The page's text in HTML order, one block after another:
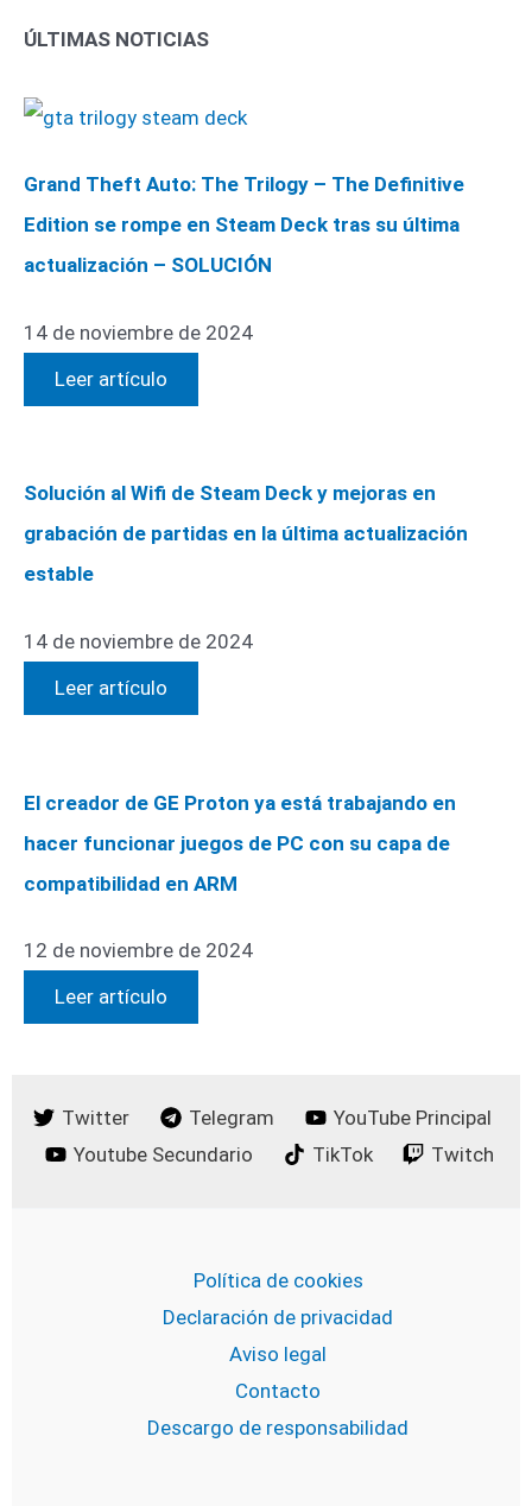
ÚLTIMAS NOTICIAS
Grand Theft Auto: The Trilogy – The Definitive
Edition se rompe en Steam Deck tras su última
actualización – SOLUCIÓN
14 de noviembre de 2024
Leer artículo
Solución al Wifi de Steam Deck y mejoras en
grabación de partidas en la última actualización
estable
14 de noviembre de 2024
Leer artículo
El creador de GE Proton ya está trabajando en
hacer funcionar juegos de PC con su capa de
compatibilidad en ARM
12 de noviembre de 2024
Leer artículo
Twitter Telegram
YouTube Principal
Youtube Secundario
TikTok Twitch
Política de cookies
Declaración de privacidad
Aviso legal
Contacto
Descargo de responsabilidad